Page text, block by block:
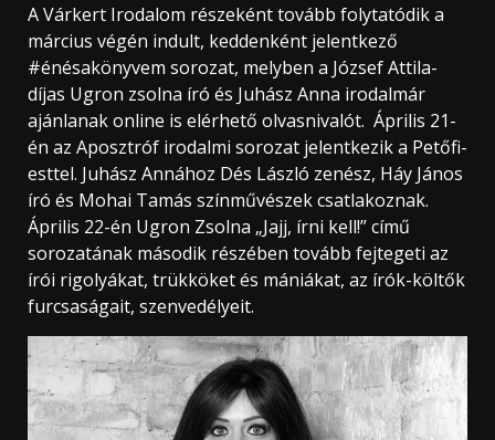
A Várkert Irodalom részeként tovább folytatódik a
március végén indult, keddenként jelentkező
#énésakönyvem sorozat, melyben a József Attila-
díjas Ugron zsolna író és Juhász Anna irodalmár
ajánlanak online is elérhető olvasnivalót. Április 21-
én az Aposztróf irodalmi sorozat jelentkezik a Petőfi-
esttel. Juhász Annához Dés László zenész, Háy János
író és Mohai Tamás színművészek csatlakoznak.
Április 22-én Ugron Zsolna „Jajj, írni kell!” című
sorozatának második részében tovább fejtegeti az
írói rigolyákat, trükköket és mániákat, az írók-költők
furcsaságait, szenvedélyeit.